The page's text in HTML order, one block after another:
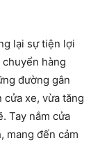
lại sự tiện lợi
hàng
đường gân
xe, vừa tăng
Tay nắm cửa
mang đến cảm